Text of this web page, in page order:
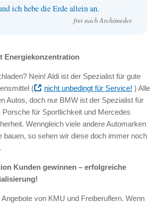
ich hebe die Erde allein an.
frei nach Archimedes
Energiekonzentration
Nein! Aldi ist der Spezialist für gute
(
nicht unbedingt für Service! ) Alle
Autos, doch nur BMW ist der Spezialist für
Porsche für Sportlichkeit und Mercedes
Wenngleich viele andere Automarken
bauen, so sehen wir diese doch immer noch
Kunden gewinnen – erfolgreiche
von KMU und Freiberuflern. Wenn